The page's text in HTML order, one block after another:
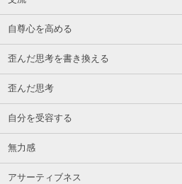
自尊心を高める
歪んだ思考を書き換える
歪んだ思考
自分を受容する
無力感
アサーティブネス